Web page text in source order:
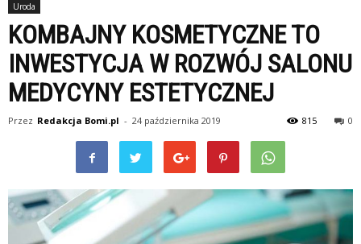
Uroda
KOMBAJNY KOSMETYCZNE TO
INWESTYCJA W ROZWÓJ SALONU
MEDYCYNY ESTETYCZNEJ
Przez Redakcja Bomi.pl - 24 października 2019 0
815